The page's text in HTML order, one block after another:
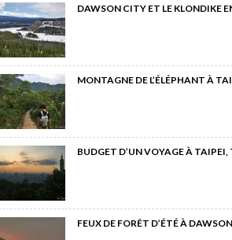
DAWSON CITY ET LE KLONDIKE
MONTAGNE DE L’ÉLÉPHANT À
BUDGET D’UN VOYAGE À
FEUX DE FORÊT D’ÉTÉ À